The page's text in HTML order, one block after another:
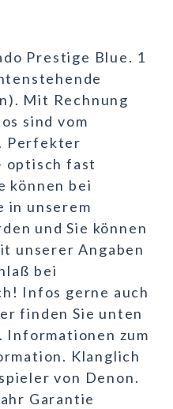
Prestige Blue. 1
Mit Rechnung
sind vom
Perfekter
optisch fast
können bei
in unserem
und Sie können
unserer Angaben
bei
Infos gerne auch
finden Sie unten
Informationen zum
Klanglich
von Denon.
Garantie